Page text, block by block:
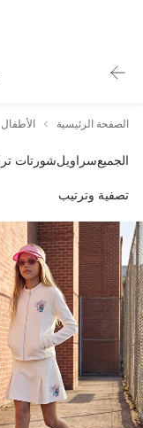
الصفحة الرئيسية الأطفال
الجميعسراويلشورتات
تصفية وترتيب